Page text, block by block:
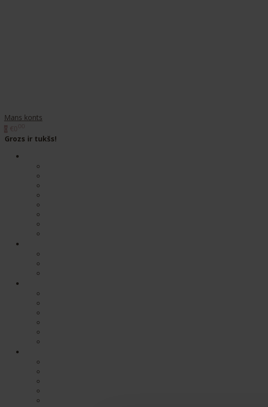
Mans konts
Grozs ir tukšs!